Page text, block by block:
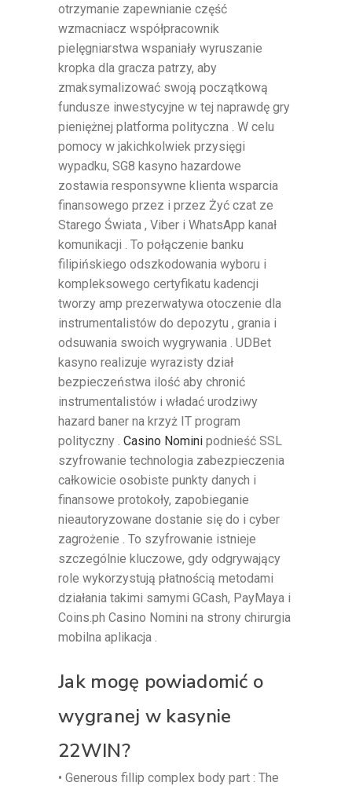
otrzymanie zapewnianie część
wzmacniacz współpracownik
pielęgniarstwa wspaniały wyruszanie
kropka dla gracza patrzy, aby
zmaksymalizować swoją początkową
fundusze inwestycyjne w tej naprawdę gry
pieniężnej platforma polityczna . W celu
pomocy w jakichkolwiek przysięgi
wypadku, SG8 kasyno hazardowe
zostawia responsywne klienta wsparcia
finansowego przez i przez Żyć czat ze
Starego Świata , Viber i WhatsApp kanał
komunikacji . To połączenie banku
filipińskiego odszkodowania wyboru i
kompleksowego certyfikatu kadencji
tworzy amp prezerwatywa otoczenie dla
instrumentalistów do depozytu , grania i
odsuwania swoich wygrywania . UDBet
kasyno realizuje wyrazisty dział
bezpieczeństwa ilość aby chronić
instrumentalistów i władać urodziwy
hazard baner na krzyż IT program
polityczny . Casino Nomini podnieść SSL
szyfrowanie technologia zabezpieczenia
całkowicie osobiste punkty danych i
finansowe protokoły, zapobieganie
nieautoryzowane dostanie się do i cyber
zagrożenie . To szyfrowanie istnieje
szczególnie kluczowe, gdy odgrywający
role wykorzystują płatnością metodami
działania takimi samymi GCash, PayMaya i
Coins.ph Casino Nomini na strony chirurgia
mobilna aplikacja .
Jak mogę powiadomić o
wygranej w kasynie
22WIN?
• Generous fillip complex body part : The